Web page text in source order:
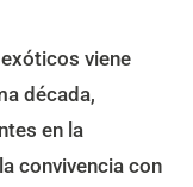
viene
década,
en la
convivencia con